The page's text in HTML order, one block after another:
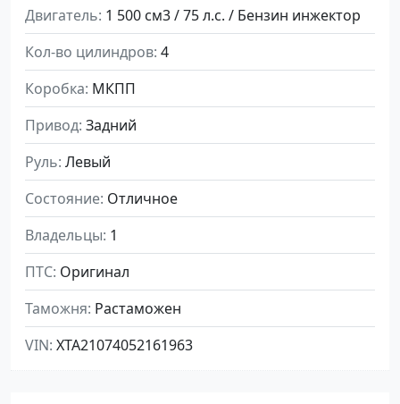
Двигатель 1 500 см3 / 75 л.с. / Бензин инжектор
Кол-во цилиндров 4
Коробка МКПП
Привод Задний
Руль Левый
Состояние Отличное
Владельцы 1
ПТС Оригинал
Таможня Растаможен
VIN XTA21074052161963